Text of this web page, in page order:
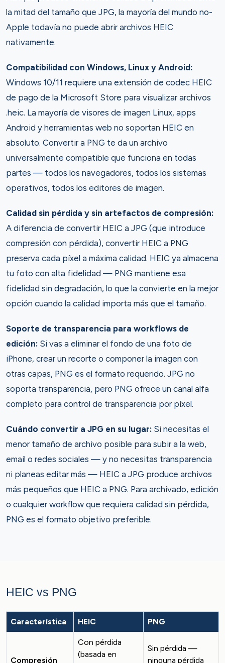
la mitad del tamaño que JPG, la mayoría del mundo no-
Apple todavía no puede abrir archivos HEIC
nativamente.
Compatibilidad con Windows, Linux y Android:
Windows 10/11 requiere una extensión de codec HEIC
de pago de la Microsoft Store para visualizar archivos
.heic. La mayoría de visores de imagen Linux, apps
Android y herramientas web no soportan HEIC en
absoluto. Convertir a PNG te da un archivo
universalmente compatible que funciona en todas
partes — todos los navegadores, todos los sistemas
operativos, todos los editores de imagen.
Calidad sin pérdida y sin artefactos de compresión:
A diferencia de convertir HEIC a JPG (que introduce
compresión con pérdida), convertir HEIC a PNG
preserva cada píxel a máxima calidad. HEIC ya almacena
tu foto con alta fidelidad — PNG mantiene esa
fidelidad sin degradación, lo que la convierte en la mejor
opción cuando la calidad importa más que el tamaño.
Soporte de transparencia para workflows de
edición: Si vas a eliminar el fondo de una foto de
iPhone, crear un recorte o componer la imagen con
otras capas, PNG es el formato requerido. JPG no
soporta transparencia, pero PNG ofrece un canal alfa
completo para control de transparencia por píxel.
Cuándo convertir a JPG en su lugar: Si necesitas el
menor tamaño de archivo posible para subir a la web,
email o redes sociales — y no necesitas transparencia
ni planeas editar más — HEIC a JPG produce archivos
más pequeños que HEIC a PNG. Para archivado, edición
o cualquier workflow que requiera calidad sin pérdida,
PNG es el formato objetivo preferible.
HEIC vs PNG
Característica HEIC PNG
Compresión
Con pérdida
(basada en
Sin pérdida —
ninguna pérdida